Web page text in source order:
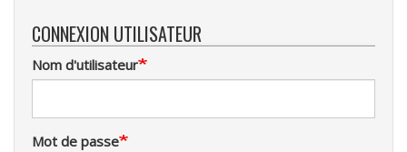
CONNEXION UTILISATEUR
Nom d'utilisateur
Mot de passe